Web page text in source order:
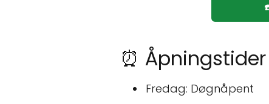
⏰
Fredag: Døgnåpent